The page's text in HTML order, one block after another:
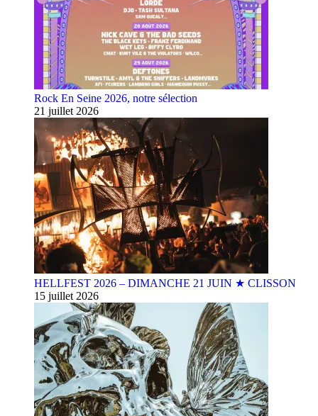
Rock En Seine 2026, notre sélection
21 juillet 2026
HELLFEST 2026 – DIMANCHE 21 JUIN ★ CLISSON
15 juillet 2026